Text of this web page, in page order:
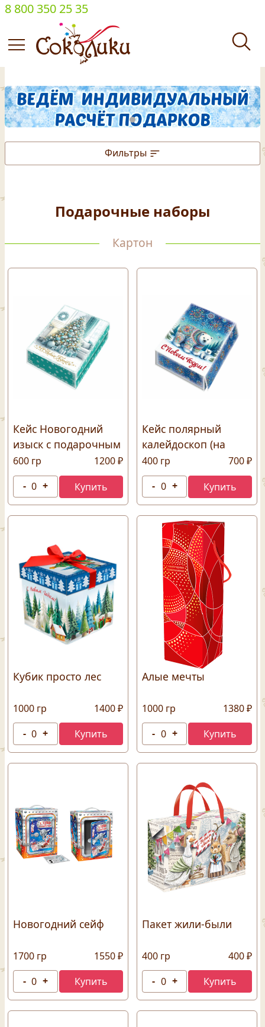
8 800 350 25 35
Фильтры
Подарочные наборы
Картон
Кейс Новогодний
изыск с подарочным
пакетом
600 гр 1200 ₽
Кейс полярный
калейдоскоп (на
магните)
400 гр 700 ₽
Кубик просто лес
1000 гр 1400 ₽
Алые мечты
1000 гр 1380 ₽
Новогодний сейф
1700 гр 1550 ₽
Пакет жили-были
400 гр 400 ₽